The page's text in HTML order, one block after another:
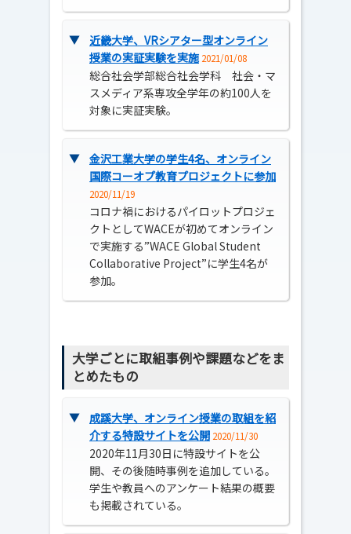
▼
近畿大学、VRシアター型オンライン
授業の実証実験を実施 2021/01/08
総合社会学部総合社会学科 社会・マ
スメディア系専攻全学年の約100人を
対象に実証実験。
▼ 金沢工業大学の学生4名、オンライン
国際コーオプ教育プロジェクトに参加
2020/11/19
コロナ禍におけるパイロットプロジェ
クトとしてWACEが初めてオンライン
で実施する”WACE Global Student
Collaborative Project”に学生4名が
参加。
大学ごとに取組事例や課題などをま
とめたもの
▼
成蹊大学、オンライン授業の取組を紹
介する特設サイトを公開 2020/11/30
2020年11月30日に特設サイトを公
開、その後随時事例を追加している。
学生や教員へのアンケート結果の概要
も掲載されている。